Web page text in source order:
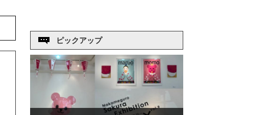
ピックアップ